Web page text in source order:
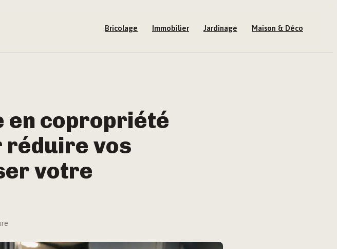
Bricolage Immobilier Jardinage Maison & Déco
en copropriété
réduire vos
votre